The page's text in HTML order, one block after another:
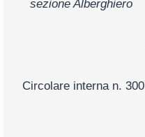
sezione Alberghiero
Circolare interna n. 300